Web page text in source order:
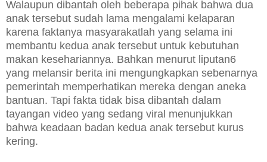
Walaupun dibantah oleh beberapa pihak bahwa dua
anak tersebut sudah lama mengalami kelaparan
karena faktanya masyarakatlah yang selama ini
membantu kedua anak tersebut untuk kebutuhan
makan kesehariannya. Bahkan menurut liputan6
yang melansir berita ini mengungkapkan sebenarnya
pemerintah memperhatikan mereka dengan aneka
bantuan. Tapi fakta tidak bisa dibantah dalam
tayangan video yang sedang viral menunjukkan
bahwa keadaan badan kedua anak tersebut kurus
kering.